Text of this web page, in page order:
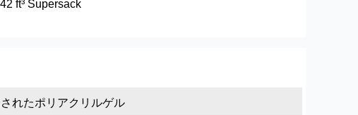
42 ft³ Supersack
れたポリアクリルゲル